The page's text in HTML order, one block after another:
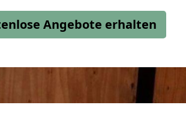
Angebote erhalten